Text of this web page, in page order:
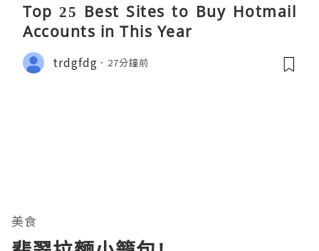
Top 25 Best Sites to Buy Hotmail
Accounts in This Year
trdgfdg 27分鐘前
美食